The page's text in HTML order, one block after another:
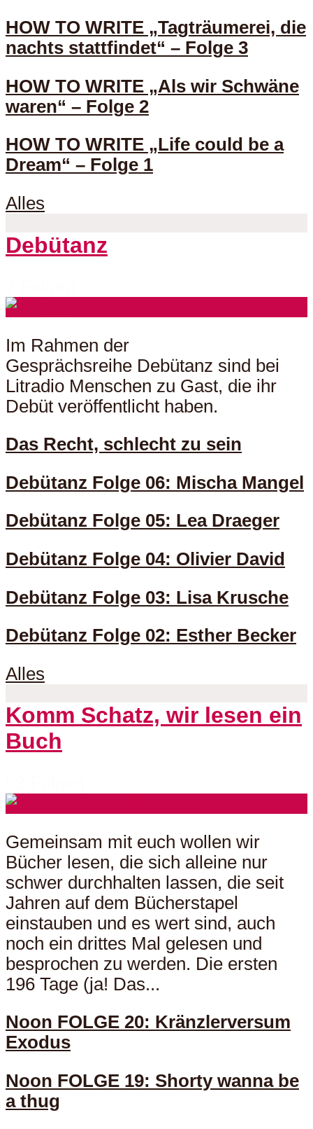
HOW TO WRITE „Tagträumerei, die
nachts stattfindet“ – Folge 3
HOW TO WRITE „Als wir Schwäne
waren“ – Folge 2
HOW TO WRITE „Life could be a
Dream“ – Folge 1
Alles
Debütanz
Im Rahmen der
Gesprächsreihe Debütanz sind bei
Litradio Menschen zu Gast, die ihr
Debüt veröffentlicht haben.
Das Recht, schlecht zu sein
Debütanz Folge 06: Mischa Mangel
Debütanz Folge 05: Lea Draeger
Debütanz Folge 04: Olivier David
Debütanz Folge 03: Lisa Krusche
Debütanz Folge 02: Esther Becker
Alles
Komm Schatz, wir lesen ein
Buch
Gemeinsam mit euch wollen wir
Bücher lesen, die sich alleine nur
schwer durchhalten lassen, die seit
Jahren auf dem Bücherstapel
einstauben und es wert sind, auch
noch ein drittes Mal gelesen und
besprochen zu werden. Die ersten
196 Tage (ja! Das...
Noon FOLGE 20: Kränzlerversum
Exodus
Noon FOLGE 19: Shorty wanna be
a thug